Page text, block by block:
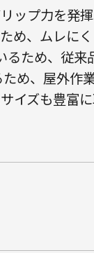
ップ力を発
め、ムレにく
るため、従来
め、屋外作
イズも豊富に